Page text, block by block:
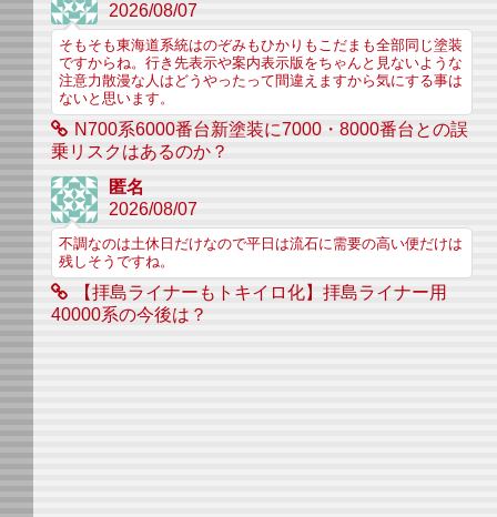
2026/08/07
そもそも東海道系統はのぞみもひかりもこだまも全部同じ塗装
ですからね。行き先表示や案内表示版をちゃんと見ないような
注意力散漫な人はどうやったって間違えますから気にする事は
ないと思います。
N700系6000番台新塗装に7000・8000番台との誤
乗リスクはあるのか？
匿名
2026/08/07
不調なのは土休日だけなので平日は流石に需要の高い便だけは
残しそうですね。
【拝島ライナーもトキイロ化】拝島ライナー用
40000系の今後は？